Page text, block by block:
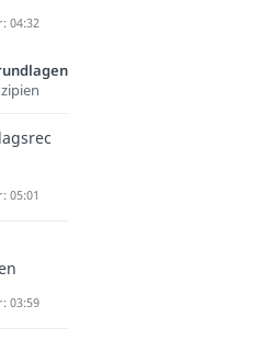
04:32
05:01
03:59